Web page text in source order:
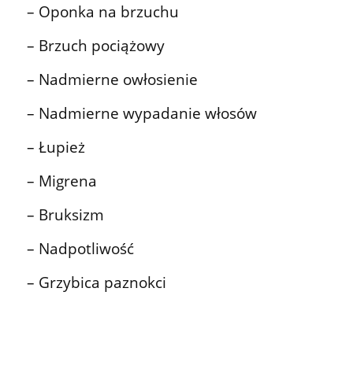
– Oponka na brzuchu
– Brzuch pociążowy
– Nadmierne owłosienie
– Nadmierne wypadanie włosów
– Łupież
– Migrena
– Bruksizm
– Nadpotliwość
– Grzybica paznokci